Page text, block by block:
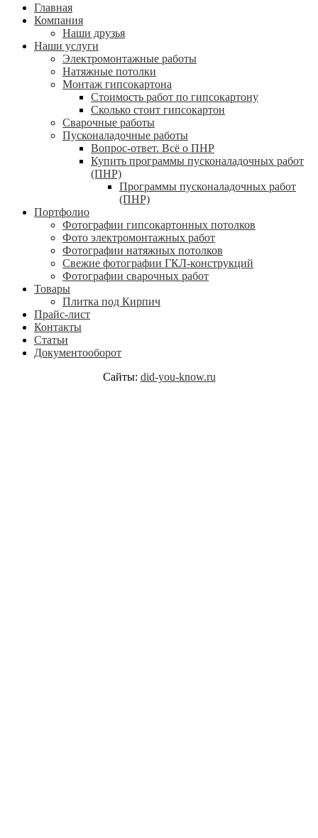
Главная
Компания
Наши друзья
Наши услуги
Электромонтажные работы
Натяжные потолки
Монтаж гипсокартона
Стоимость работ по гипсокартону
Сколько стоит гипсокартон
Сварочные работы
Пусконаладочные работы
Вопрос-ответ. Всё о ПНР
Купить программы пусконаладочных работ
(ПНР)
Программы пусконаладочных работ
(ПНР)
Портфолио
Фотографии гипсокартонных потолков
Фото электромонтажных работ
Фотографии натяжных потолков
Свежие фотографии ГКЛ-конструкций
Фотографии сварочных работ
Товары
Плитка под Кирпич
Прайс-лист
Контакты
Статьи
Документооборот
Сайты: did-you-know.ru